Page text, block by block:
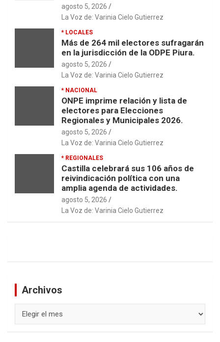
agosto 5, 2026
La Voz de: Varinia Cielo Gutierrez
* LOCALES
Más de 264 mil electores sufragarán
en la jurisdicción de la ODPE Piura.
agosto 5, 2026
La Voz de: Varinia Cielo Gutierrez
* NACIONAL
ONPE imprime relación y lista de
electores para Elecciones
Regionales y Municipales 2026.
agosto 5, 2026
La Voz de: Varinia Cielo Gutierrez
* REGIONALES
Castilla celebrará sus 106 años de
reivindicación política con una
amplia agenda de actividades.
agosto 5, 2026
La Voz de: Varinia Cielo Gutierrez
Archivos